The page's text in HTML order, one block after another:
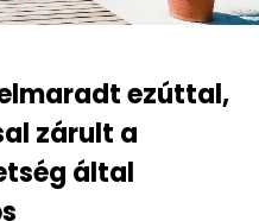
ezúttal,
zárult a
által